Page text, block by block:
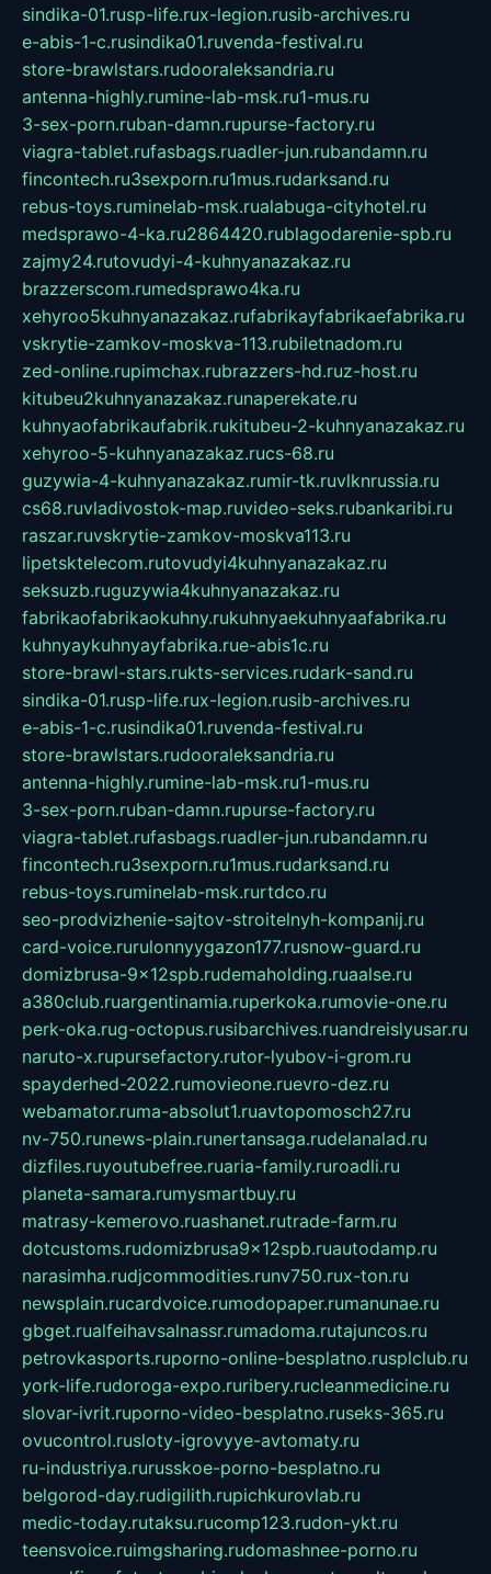
sindika-01.rusp-life.rux-legion.rusib-archives.ru
e-abis-1-c.rusindika01.ruvenda-festival.ru
store-brawlstars.rudooraleksandria.ru
antenna-highly.rumine-lab-msk.ru1-mus.ru
3-sex-porn.ruban-damn.rupurse-factory.ru
viagra-tablet.rufasbags.ruadler-jun.rubandamn.ru
fincontech.ru3sexporn.ru1mus.rudarksand.ru
rebus-toys.ruminelab-msk.rualabuga-cityhotel.ru
medsprawo-4-ka.ru2864420.rublagodarenie-spb.ru
zajmy24.rutovudyi-4-kuhnyanazakaz.ru
brazzerscom.rumedsprawo4ka.ru
xehyroo5kuhnyanazakaz.rufabrikayfabrikaefabrika.ru
vskrytie-zamkov-moskva-113.rubiletnadom.ru
zed-online.rupimchax.rubrazzers-hd.ruz-host.ru
kitubeu2kuhnyanazakaz.runaperekate.ru
kuhnyaofabrikaufabrik.rukitubeu-2-kuhnyanazakaz.ru
xehyroo-5-kuhnyanazakaz.rucs-68.ru
guzywia-4-kuhnyanazakaz.rumir-tk.ruvlknrussia.ru
cs68.ruvladivostok-map.ruvideo-seks.rubankaribi.ru
raszar.ruvskrytie-zamkov-moskva113.ru
lipetsktelecom.rutovudyi4kuhnyanazakaz.ru
seksuzb.ruguzywia4kuhnyanazakaz.ru
fabrikaofabrikaokuhny.rukuhnyaekuhnyaafabrika.ru
kuhnyaykuhnyayfabrika.rue-abis1c.ru
store-brawl-stars.rukts-services.rudark-sand.ru
sindika-01.rusp-life.rux-legion.rusib-archives.ru
e-abis-1-c.rusindika01.ruvenda-festival.ru
store-brawlstars.rudooraleksandria.ru
antenna-highly.rumine-lab-msk.ru1-mus.ru
3-sex-porn.ruban-damn.rupurse-factory.ru
viagra-tablet.rufasbags.ruadler-jun.rubandamn.ru
fincontech.ru3sexporn.ru1mus.rudarksand.ru
rebus-toys.ruminelab-msk.rurtdco.ru
seo-prodvizhenie-sajtov-stroitelnyh-kompanij.ru
card-voice.rurulonnyygazon177.rusnow-guard.ru
domizbrusa-9x12spb.rudemaholding.ruaalse.ru
a380club.ruargentinamia.ruperkoka.rumovie-one.ru
perk-oka.rug-octopus.rusibarchives.ruandreislyusar.ru
naruto-x.rupursefactory.rutor-lyubov-i-grom.ru
spayderhed-2022.rumovieone.ruevro-dez.ru
webamator.ruma-absolut1.ruavtopomosch27.ru
nv-750.runews-plain.runertansaga.rudelanalad.ru
dizfiles.ruyoutubefree.ruaria-family.ruroadli.ru
planeta-samara.rumysmartbuy.ru
matrasy-kemerovo.ruashanet.rutrade-farm.ru
dotcustoms.rudomizbrusa9x12spb.ruautodamp.ru
narasimha.rudjcommodities.runv750.rux-ton.ru
newsplain.rucardvoice.rumodopaper.rumanunae.ru
gbget.rualfeihavsalnassr.rumadoma.rutajuncos.ru
petrovkasports.ruporno-online-besplatno.rusplclub.ru
york-life.rudoroga-expo.ruribery.rucleanmedicine.ru
slovar-ivrit.ruporno-video-besplatno.ruseks-365.ru
ovucontrol.rusloty-igrovyye-avtomaty.ru
ru-industriya.rurusskoe-porno-besplatno.ru
belgorod-day.rudigilith.rupichkurovlab.ru
medic-today.rutaksu.rucomp123.rudon-ykt.ru
teensvoice.ruimgsharing.rudomashnee-porno.ru